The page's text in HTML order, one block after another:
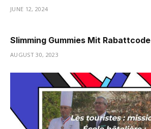
JUNE 12, 2024
Slimming Gummies Mit Rabattcode
AUGUST 30, 2023